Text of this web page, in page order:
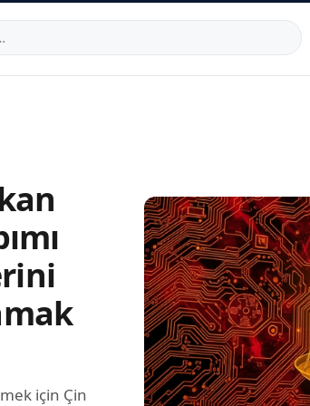
0850 444 30 49E-posta:info@dijinika.net
için Çin